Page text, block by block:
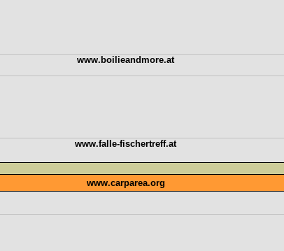
www.boilieandmore.at
www.falle-fischertreff.at
www.carparea.org